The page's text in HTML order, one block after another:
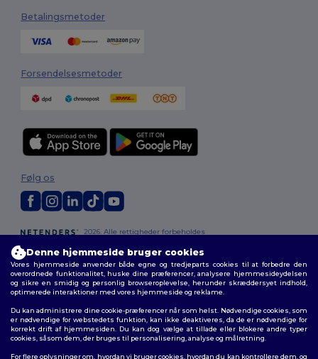
Betalingsmetoder
Forsendelsesmetoder
2026. Alle rettigheder forbeholdes
Vilkår og Betingelser
cookies|Sitemap
Følg os
Denne hjemmeside bruger cookies
Vores hjemmeside anvender både egne og tredjeparts cookies til at forbedre den
overordnede funktionalitet, huske dine præferencer, analysere hjemmesideydelsen
og sikre en smidig og personlig browseroplevelse, herunder skræddersyet indhold,
optimerede interaktioner med vores hjemmeside og reklame.
Du kan administrere dine cookie-præferencer når som helst. Nødvendige cookies, som
er nødvendige for webstedets funktion, kan ikke deaktiveres, da de er nødvendige for
korrekt drift af hjemmesiden. Du kan dog vælge at tillade eller blokere andre typer
cookies, såsom dem, der bruges til personalisering, analyse og målretning.
For flere oplysninger om, hvordan vi bruger cookies, hvordan du kan kontrollere dem, og